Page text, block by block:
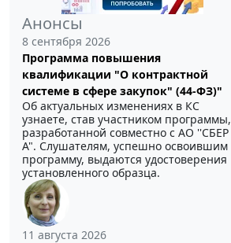
Анонсы
8 сентября 2026
Программа повышения
квалификации "О контрактной
системе в сфере закупок" (44-ФЗ)"
Об актуальных изменениях в КС
узнаете, став участником программы,
разработанной совместно с АО ''СБЕР
А". Слушателям, успешно освоившим
программу, выдаются удостоверения
установленного образца.
11 августа 2026